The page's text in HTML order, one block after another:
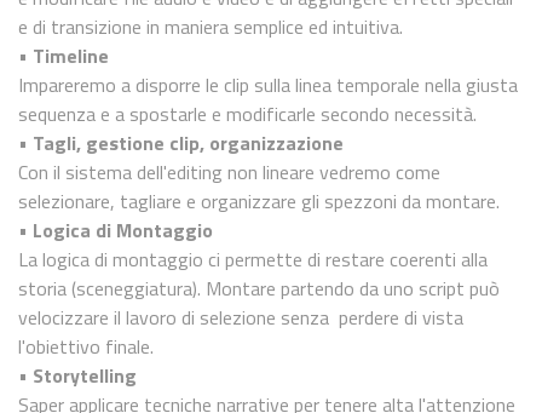
e di transizione in maniera semplice ed intuitiva.
• Timeline
Impareremo a disporre le clip sulla linea temporale nella giusta
sequenza e a spostarle e modificarle secondo necessità.
• Tagli, gestione clip, organizzazione
Con il sistema dell'editing non lineare vedremo come
selezionare, tagliare e organizzare gli spezzoni da montare.
• Logica di Montaggio
La logica di montaggio ci permette di restare coerenti alla
storia (sceneggiatura). Montare partendo da uno script può
velocizzare il lavoro di selezione senza perdere di vista
l'obiettivo finale.
• Storytelling
Saper applicare tecniche narrative per tenere alta l'attenzione